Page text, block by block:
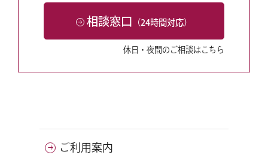
相談窓口 （24時間対応）
休日・夜間のご相談はこちら
ご利用案内